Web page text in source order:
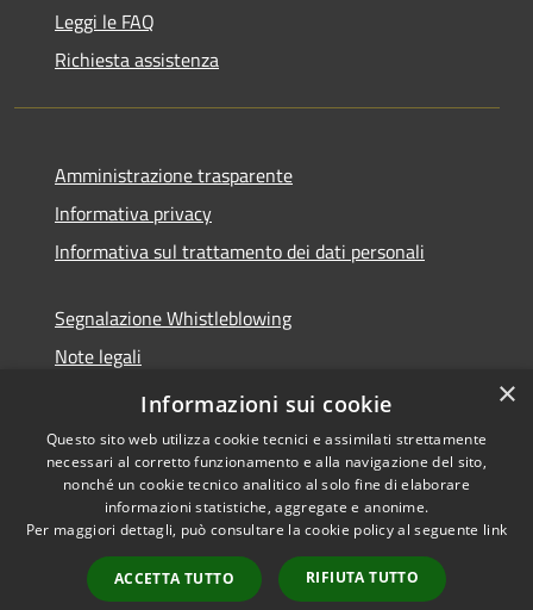
Leggi le FAQ
Richiesta assistenza
Amministrazione trasparente
Informativa privacy
Informativa sul trattamento dei dati personali
Segnalazione Whistleblowing
Note legali
Dichiarazione di accessibilità
Accessibilità
Copyright © 2026 • Comune di
Caramanico Terme • Powered
byMunicipium
Accesso
redazione
×
Informazioni sui cookie
Questo sito web utilizza cookie tecnici e assimilati strettamente
necessari al corretto funzionamento e alla navigazione del sito,
nonché un cookie tecnico analitico al solo fine di elaborare
informazioni statistiche, aggregate e anonime.
Per maggiori dettagli, può consultare la cookie policy al seguente link
ACCETTA TUTTO RIFIUTA TUTTO